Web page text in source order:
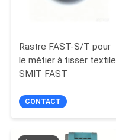
CONTRÔLE
LA
QUALITÉ
NOUS
CONTACTER
Rastre FAST-S/T pour
le métier à tisser textile
SMIT FAST
CONTACT